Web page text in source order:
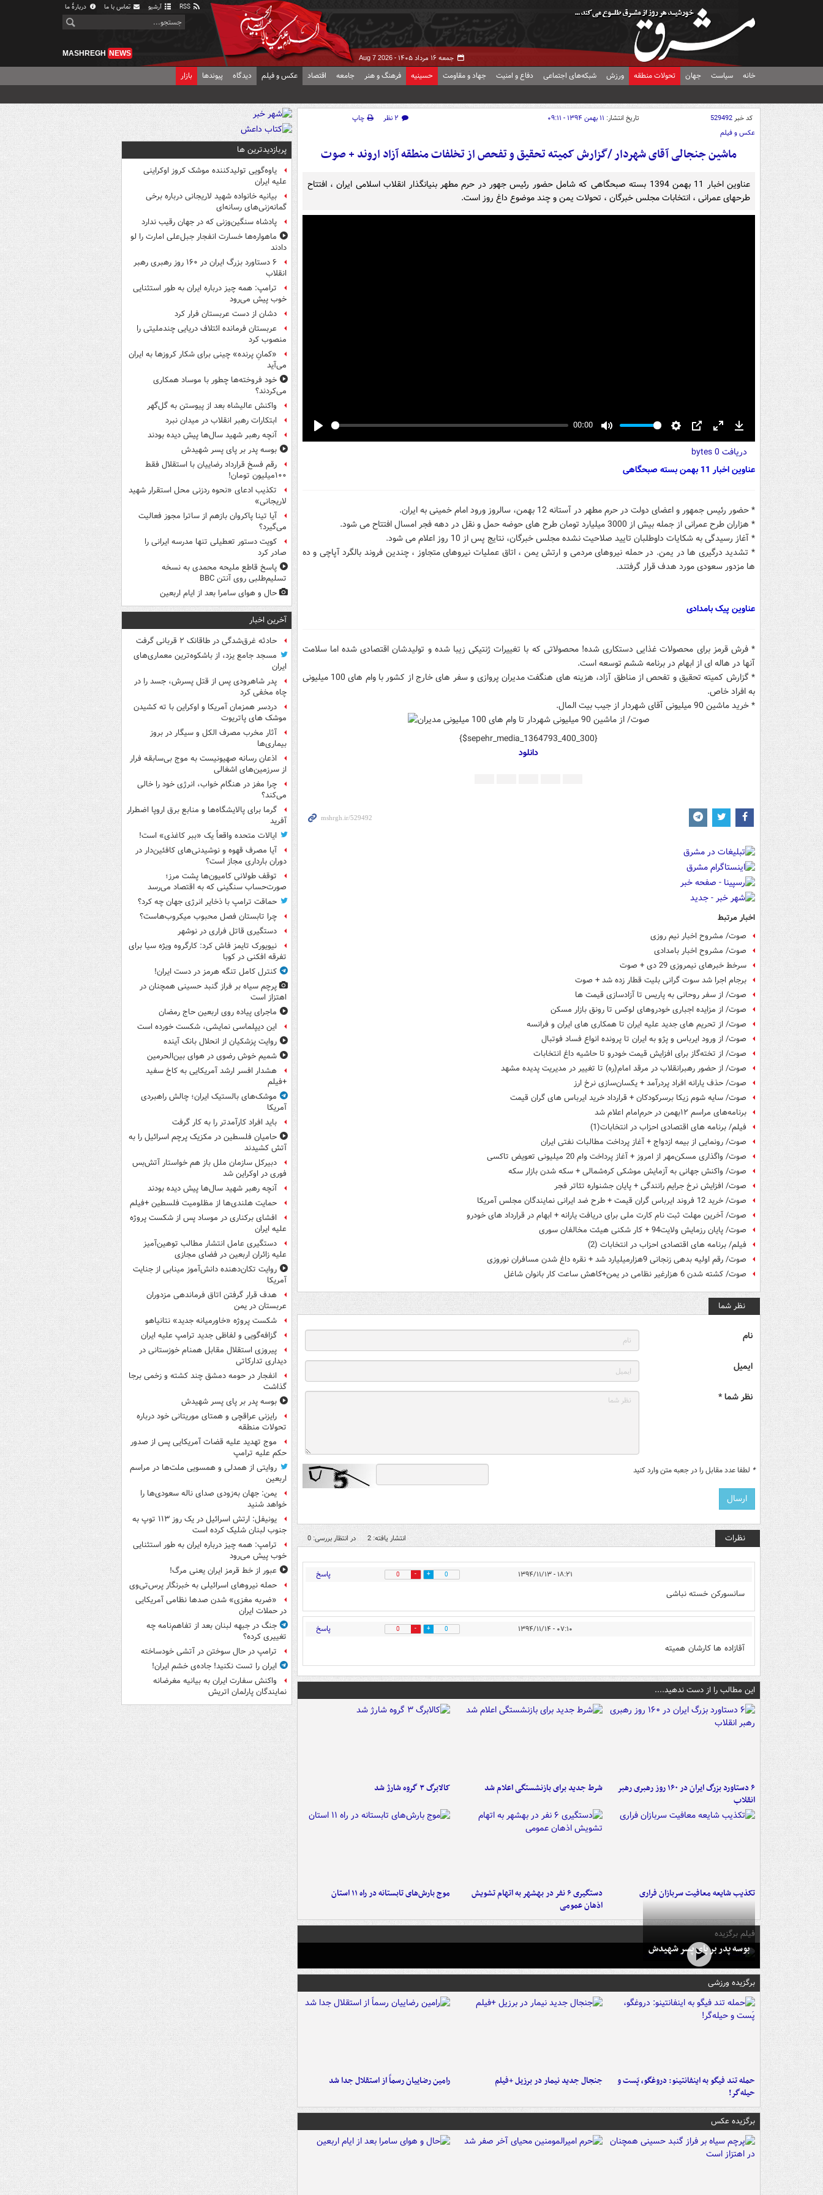
آرشیو تماس با ما دربارهٔ ما
جمعه ۱۶ مرداد ۱۴۰۵ - Aug 7 2026
MASHREGH NEWS
خانه سیاست جهان تحولات منطقه ورزش شبکه‌های اجتماعی دفاع و امنیت جهاد و مقاومت حسینیه فرهنگ و هنر جامعه اقتصاد عکس و فیلم دیدگاه پیوندها بازار
کد خبر529492 تاریخ انتشار: ۱۱ بهمن ۱۳۹۴ - ۰۹:۱۱ ۲ نظر
چاپ
عکس و فیلم
ماشین جنجالی آقای شهردار /گزارش کمیته تحقیق و تفحص از تخلفات منطقه آزاد اروند + صوت
عناوین اخبار 11 بهمن 1394 بسته صبحگاهی که شامل حضور رئیس جهور در حرم مطهر بنیانگذار انقلاب اسلامی ایران ، افتتاح
طرحهای عمرانی ، انتخابات مجلس خبرگان ، تحولات یمن و چند موضوع داغ روز است.
00:00
fullscreen
Download
دریافت 0 bytes
عناوین اخبار 11 بهمن بسته صبحگاهی
* حضور رئیس جمهور و اعضای دولت در حرم مطهر در آستانه 12 بهمن، سالروز ورود امام خمینی به ایران.
* هزاران طرح عمرانی از جمله بیش از 3000 میلیارد تومان طرح های حوضه حمل و نقل در دهه فجر امسال افتتاح می شود.
* آغاز رسیدگی به شکایات داوطلبان تایید صلاحیت نشده مجلس خبرگان، نتایج پس از 10 روز اعلام می شود.
* تشدید درگیری ها در یمن. در حمله نیروهای مردمی و ارتش یمن ، اتاق عملیات نیروهای متجاوز ، چندین فروند بالگرد آپاچی و ده
ها مزدور سعودی مورد هدف قرار گرفتند.
عناوین پیک بامدادی
* فرش قرمز برای محصولات غذایی دستکاری شده! محصولاتی که با تغییرات ژنتیکی زیبا شده و تولیدشان اقتصادی شده اما سلامت
آنها در هاله ای از ابهام در برنامه ششم توسعه است.
* گزارش کمیته تحقیق و تفحص از مناطق آزاد، هزینه های هنگفت مدیران پروازی و سفر های خارج از کشور با وام های 100 میلیونی
به افراد خاص.
* خرید ماشین 90 میلیونی آقای شهردار از جیب بیت المال.
{$sepehr_media_1364793_400_300}
دانلود
اخبار مرتبط
صوت/ مشروح اخبار نیم روزی
صوت/ مشروح اخبار بامدادی
سرخط خبرهای نیمروزی 29 دی + صوت
برجام اجرا شد سوت گرانی بلیت قطار زده شد + صوت
صوت/ از سفر روحانی به پاریس تا آزادسازی قیمت ها
صوت/ از مزایده اجباری خودروهای لوکس تا رونق بازار مسکن
صوت/ از تحریم های جدید علیه ایران تا همکاری های ایران و فرانسه
صوت/ از ورود ایرباس و پژو به ایران تا پرونده انواع فساد فوتبال
صوت/ از تخته‌گاز برای افزایش قیمت خودرو تا حاشیه داغ انتخابات
صوت/ از حضور رهبرانقلاب در مرقد امام(ره) تا تغییر در مدیریت پدیده مشهد
صوت/ حذف یارانه افراد پردرآمد + یکسان‌سازی نرخ ارز
صوت/ سایه شوم زیکا برسرکودکان + قرارداد خرید ایرباس های گران قیمت
برنامه‌های مراسم ۱۲بهمن در حرم‌امام اعلام شد
فیلم/ برنامه های اقتصادی احزاب در انتخابات(1)
صوت/ رونمایی از بیمه ازدواج + آغاز پرداخت مطالبات نفتی ایران
صوت/ واگذاری مسکن‌مهر از امروز + آغاز پرداخت وام 20 میلیونی تعویض تاکسی
صوت/ واکنش‌ جهانی به آزمایش موشکی کره‌شمالی + سکه شدن بازار سکه
صوت/ افزایش نرخ جرایم رانندگی + پایان جشنواره تئاتر فجر
صوت/ خرید 12 فروند ایرباس گران قیمت + طرح ضد ایرانی نمایندگان مجلس آمریکا
صوت/ آخرین مهلت ثبت نام کارت ملی برای دریافت یارانه + ابهام در قرارداد های خودرو
صوت/ پایان رزمایش ولایت94 + کار شکنی هیئت مخالفان سوری
فیلم/ برنامه های اقتصادی احزاب در انتخابات (2)
صوت/ رقم اولیه بدهی زنجانی 9هزارمیلیارد شد + نقره داغ شدن مسافران نوروزی
صوت/ کشته شدن 6 هزارغیر نظامی در یمن+کاهش ساعت کار بانوان شاغل
نظر شما
نام
ایمیل
نظر شما *
* لطفا عدد مقابل را در جعبه متن وارد کنید
نظرات انتشار یافته: 2 در انتظار بررسی: 0
۱۸:۲۱ - ۱۳۹۴/۱۱/۱۳ 0
0 پاسخ
سانسورکن خسته نباشی
۰۷:۱۰ - ۱۳۹۴/۱۱/۱۴ 0
0 پاسخ
آقازاده ها کارشان همیته
این مطالب را از دست ندهید....
۶ دستاورد بزرگ ایران در ۱۶۰ روز رهبری رهبر
انقلاب
شرط جدید برای بازنشستگی اعلام شد کالابرگ ۳ گروه شارژ شد
تکذیب شایعه معافیت سربازان فراری
دستگیری ۶ نفر در بهشهر به اتهام تشویش
اذهان عمومی
موج بارش‌های تابستانه در راه ۱۱ استان
فیلم برگزیده
بوسه‌ پدر بر پای پسر شهیدش
برگزیده ورزشی
حمله تند فیگو به اینفانتینو: دروغگو، پَست‌ و
حیله‌گر!
جنجال جدید نیمار در برزیل +فیلم رامین رضاییان رسماً از استقلال جدا شد
برگزیده عکس
پربازدیدترین ها
یاوه‌گویی تولیدکننده موشک کروز اوکراینی
علیه ایران
بیانیه خانواده شهید لاریجانی درباره برخی
گمانه‌زنی‌های رسانه‌ای
پادشاه سنگین‌وزنی که در جهان رقیب ندارد
ماهواره‌ها خسارت انفجار جبل‌علی امارت را لو
دادند
۶ دستاورد بزرگ ایران در ۱۶۰ روز رهبری رهبر
انقلاب
ترامپ: همه چیز درباره ایران به طور استثنایی
خوب پیش می‌رود
دشان از دست عربستان فرار کرد
عربستان فرمانده ائتلاف دریایی چندملیتی را
منصوب کرد
«کمانِ پرنده» چینی برای شکار کروزها به ایران
می‌آید
خود فروخته‌ها چطور با موساد همکاری
می‌کردند؟
واکنش عالیشاه بعد از پیوستن به گل‌گهر
ابتکارات رهبر انقلاب در میدان نبرد
آنچه رهبر شهید سال‌ها پیش دیده بودند
بوسه‌ پدر بر پای پسر شهیدش
رقم فسخ قرارداد رضاییان با استقلال فقط
۱۰۰میلیون تومان!
تکذیب ادعای «نحوه ردزنی محل استقرار شهید
لاریجانی»
آیا تینا پاکروان بازهم از ساترا مجوز فعالیت
می‌گیرد؟
کویت دستور تعطیلی تنها مدرسه ایرانی را
صادر کرد
پاسخ قاطع ملیحه محمدی به نسخه
تسلیم‌طلبی روی آنتن BBC
حال و هوای سامرا بعد از ایام اربعین
آخرین اخبار
حادثه غرق‌شدگی در طاقانک ۲ قربانی گرفت
مسجد جامع یزد، از باشکوه‌ترین معماری‌های
ایران
پدر شاهرودی پس از قتل پسرش، جسد را در
چاه مخفی کرد
دردسر همزمان آمریکا و اوکراین با ته کشیدن
موشک های پاتریوت
آثار مخرب مصرف الکل و سیگار در بروز
بیماری‌ها
اذعان رسانه صهیونیست به موج بی‌سابقه فرار
از سرزمین‌های اشغالی
چرا مغز در هنگام خواب، انرژی خود را خالی
می‌کند؟
گرما برای پالایشگاه‌ها و منابع برق اروپا اضطرار
آفرید
ایالات متحده واقعاً یک «ببر کاغذی» است!
آیا مصرف قهوه و نوشیدنی‌های کافئین‌دار در
دوران بارداری مجاز است؟
توقف طولانی کامیون‌ها پشت مرز؛
صورت‌حساب سنگینی که به اقتصاد می‌رسد
حماقت ترامپ با ذخایر انرژی جهان چه کرد؟
چرا تابستان فصل محبوب میکروب‌هاست؟
دستگیری قاتل فراری در نوشهر
نیویورک تایمز فاش کرد: کارگروه ویژه سیا برای
تفرقه افکنی در کوبا
کنترل کامل تنگه هرمز در دست ایران!
پرچم سیاه بر فراز گنبد حسینی همچنان در
اهتزاز است
ماجرای پیاده روی اربعین حاج رمضان
این دیپلماسی نمایشی، شکست خورده است
روایت پزشکیان از انحلال بانک آینده
شمیم خوش رضوی در هوای بین‌الحرمین
هشدار افسر ارشد آمریکایی به کاخ سفید
+فیلم
موشک‌های بالستیک ایران؛ چالش راهبردی
آمریکا
باید افراد کارآمدتر را به کار گرفت
حامیان فلسطین در مکزیک پرچم اسرائیل را به
آتش کشیدند
دبیرکل سازمان ملل باز هم خواستار آتش‌بس
فوری در اوکراین شد
آنچه رهبر شهید سال‌ها پیش دیده بودند
حمایت هلندی‌ها از مظلومیت فلسطین +فیلم
افشای برکناری در موساد پس از شکست پروژه
علیه ایران
دستگیری عامل انتشار مطالب توهین‌آمیز
علیه زائران اربعین در فضای مجازی
روایت تکان‌دهنده دانش‌آموز مینابی از جنایت
آمریکا
هدف قرار گرفتن اتاق‌ فرماندهی مزدوران
عربستان در یمن
شکست پروژه «خاورمیانه جدید» نتانیاهو
گزافه‌گویی و لفاظی جدید ترامپ علیه ایران
پیروزی استقلال مقابل همنام خوزستانی در
دیداری تدارکاتی
انفجار در حومه دمشق چند کشته و زخمی برجا
گذاشت
بوسه‌ پدر بر پای پسر شهیدش
رایزنی عراقچی و همتای موریتانی خود درباره
تحولات منطقه
موج تهدید علیه قضات آمریکایی پس از صدور
حکم علیه ترامپ
روایتی از همدلی و همسویی ملت‌ها در مراسم
اربعین
یمن: جهان به‌زودی صدای ناله سعودی‌ها را
خواهد شنید
یونیفل: ارتش اسرائیل در یک روز ۱۱۳ توپ به
جنوب لبنان شلیک کرده است
ترامپ: همه چیز درباره ایران به طور استثنایی
خوب پیش می‌رود
عبور از خط قرمز ایران یعنی مرگ!
حمله نیروهای اسرائیلی به خبرنگار پرس‌تی‌وی
«ضربه مغزی» شدن صدها نظامی آمریکایی
در حملات ایران
جنگ در جبهه لبنان بعد از تفاهم‌نامه چه
تغییری کرده؟
ترامپ در حال سوختن در آتشی خودساخته
ایران را تست نکنید! جاده‌ی خشم ایران!
واکنش سفارت ایران به بیانیه مغرضانه
نمایندگان پارلمان اتریش